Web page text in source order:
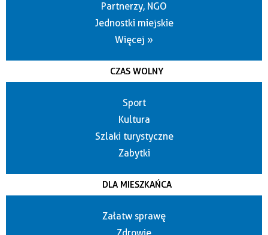
Partnerzy, NGO
Jednostki miejskie
Więcej »
CZAS WOLNY
Sport
Kultura
Szlaki turystyczne
Zabytki
DLA MIESZKAŃCA
Załatw sprawę